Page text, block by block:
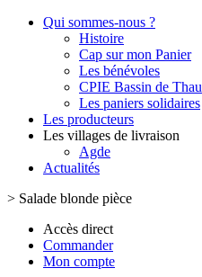
Qui sommes-nous ?
Histoire
Cap sur mon Panier
Les bénévoles
CPIE Bassin de Thau
Les paniers solidaires
Les producteurs
Les villages de livraison
Agde
Actualités
> Salade blonde pièce
Accès direct
Commander
Mon compte